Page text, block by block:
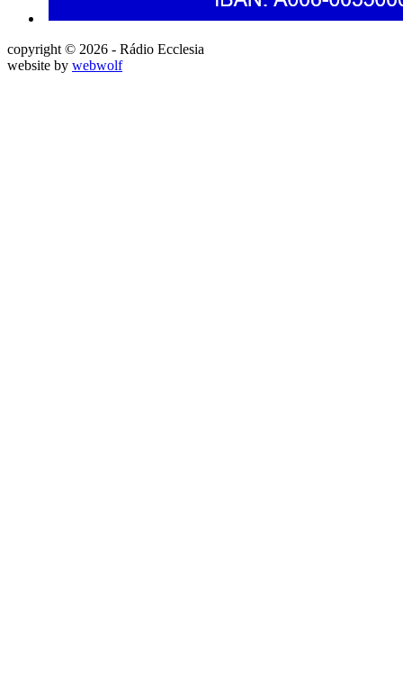
copyright © 2026 - Rádio Ecclesia
website by webwolf